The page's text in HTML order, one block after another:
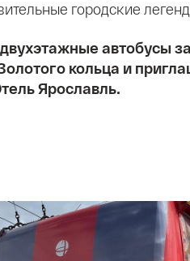
городские
автобусы
кольца и
Ярославль.